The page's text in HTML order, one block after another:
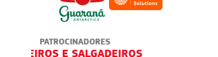
PATROCINADORES
RESTAURANTES